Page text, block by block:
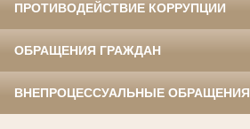
ПРОТИВОДЕЙСТВИЕ КОРРУПЦИИ
ОБРАЩЕНИЯ ГРАЖДАН
ВНЕПРОЦЕССУАЛЬНЫЕ ОБРАЩЕНИЯ